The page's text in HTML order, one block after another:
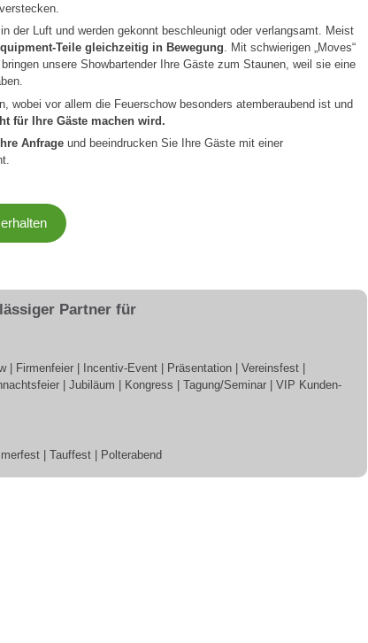
der Luft und werden gekonnt beschleunigt oder verlangsamt. Meist
Teile gleichzeitig in Bewegung. Mit schwierigen „Moves“
bringen unsere Showbartender Ihre Gäste zum Staunen, weil sie eine
wobei vor allem die Feuerschow besonders atemberaubend ist und
für Ihre Gäste machen wird.
Anfrage und beeindrucken Sie Ihre Gäste mit einer
Partner für
| Firmenfeier | Incentiv-Event | Präsentation | Vereinsfest |
| Jubiläum | Kongress | Tagung/Seminar | VIP Kunden-
| Tauffest | Polterabend